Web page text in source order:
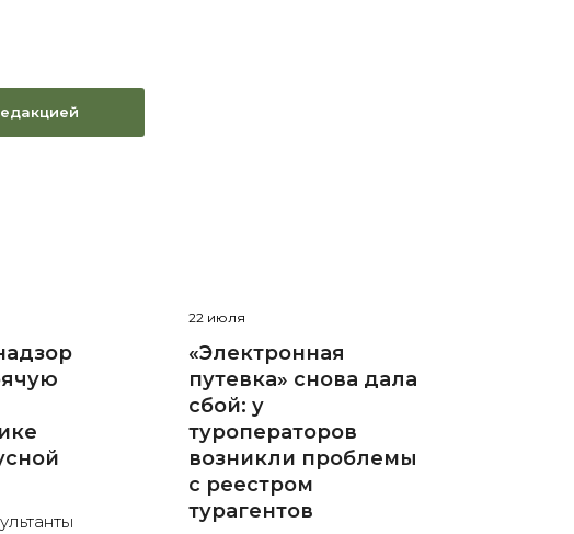
22 июля
«Электронная
путевка» снова дала
сбой: у
туроператоров
возникли проблемы
с реестром
турагентов